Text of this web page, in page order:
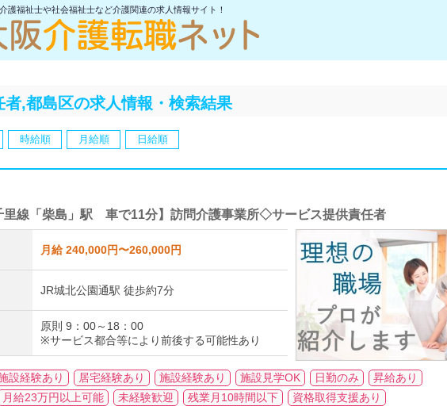
護福祉士や社会福祉士など介護関連の求人情報サイト！
,都島区の求人情報・検索結果
時給順 月給順 日給順
里線「柴島」駅 車で11分】訪問介護事業所◇サービス提供責任者
月給 240,000円〜260,000円
JR城北公園通駅 徒歩約7分
原則 9：00～18：00
※サービス都合等により前後する可能性あり
設経験あり 居宅経験あり 施設経験あり 施設見学OK 日勤のみ
昇給あり
月給23万円以上可能 未経験歓迎 残業月10時間以下
資格取得支援あり